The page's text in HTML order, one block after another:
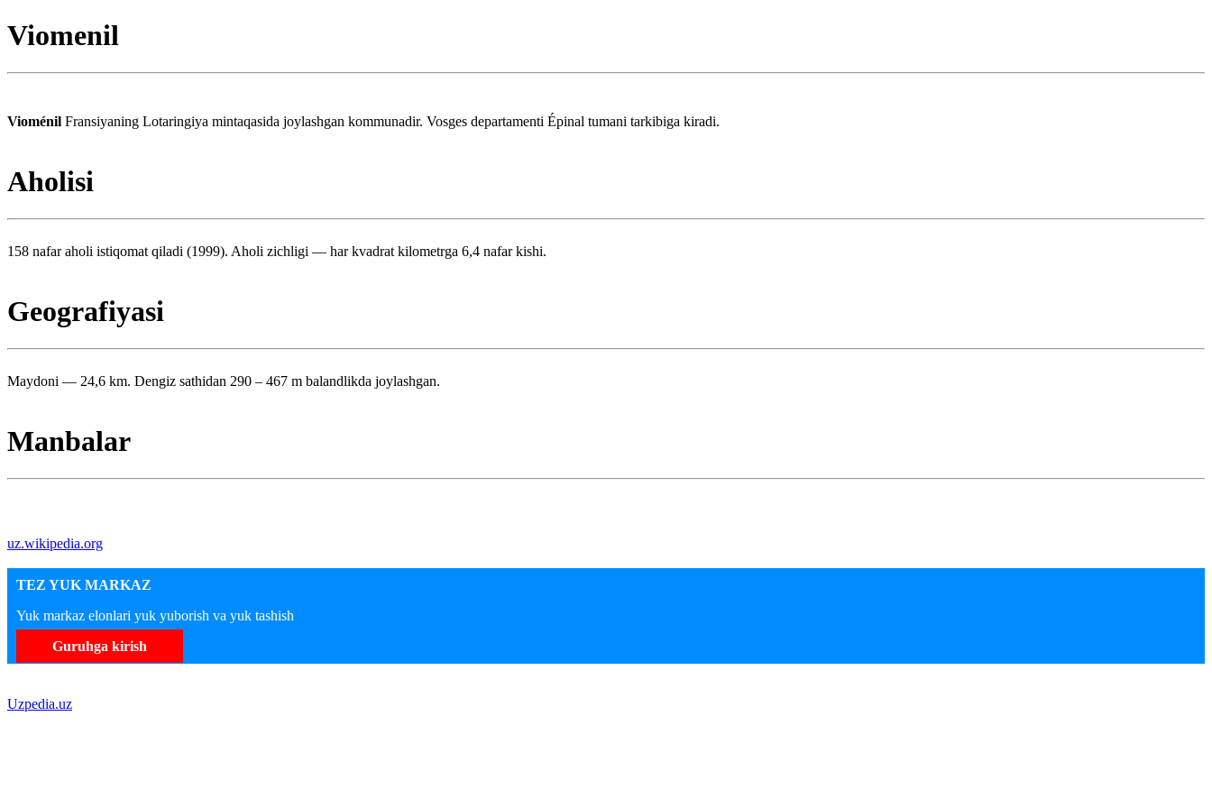
Viomenil
Vioménil Fransiyaning Lotaringiya mintaqasida joylashgan kommunadir. Vosges departamenti Épinal tumani tarkibiga kiradi.
Aholisi
158 nafar aholi istiqomat qiladi (1999). Aholi zichligi — har kvadrat kilometrga 6,4 nafar kishi.
Geografiyasi
Maydoni — 24,6 km. Dengiz sathidan 290 – 467 m balandlikda joylashgan.
Manbalar
uz.wikipedia.org
TEZ YUK MARKAZ
Yuk markaz elonlari yuk yuborish va yuk tashish
Guruhga kirish
Uzpedia.uz